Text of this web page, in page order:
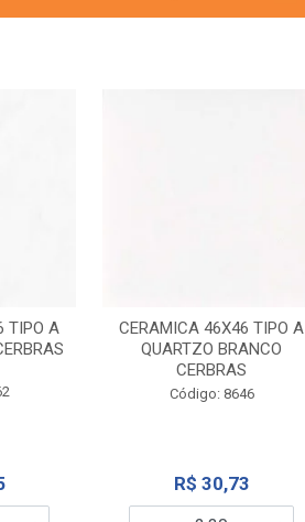
TIPO A
CERAMICA 46X46 TIPO A
QUARTZO BRANCO
CERBRAS
Código: 8646
R$ 30,73